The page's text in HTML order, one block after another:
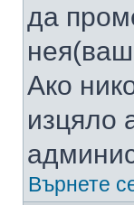
да
Ако
изцяло
Върнете